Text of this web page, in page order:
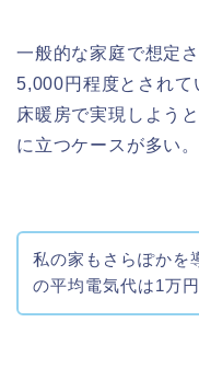
一般的な家庭で想定
5,000円程度とされて
床暖房で実現しよう
に立つケースが多い。
私の家もさらぽかを
の平均電気代は1万